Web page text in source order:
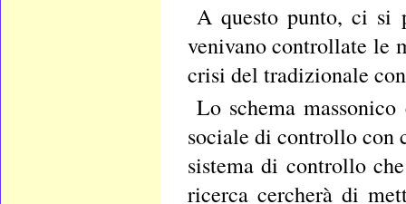
A questo punto, ci si
venivano controllate le
crisi del tradizionale
Lo schema
sociale di controllo con
sistema di controllo
ricerca cercherà di